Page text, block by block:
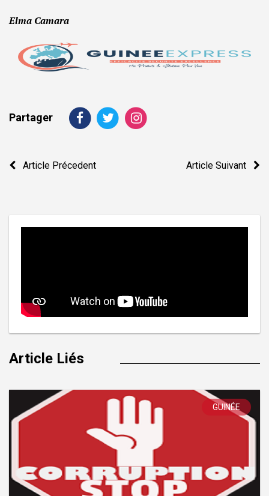
Elma Camara
Partager
Navigation
Article Précedent Article Suivant
Article Liés
GUINÉE